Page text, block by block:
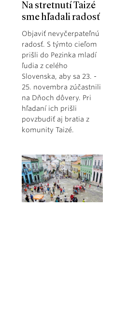
Na stretnutí Taizé
sme hľadali radosť
Objaviť nevyčerpateľnú
radosť. S týmto cieľom
prišli do Pezinka mladí
ľudia z celého
Slovenska, aby sa 23. -
25. novembra zúčastnili
na Dňoch dôvery. Pri
hľadaní ich prišli
povzbudiť aj bratia z
komunity Taizé.